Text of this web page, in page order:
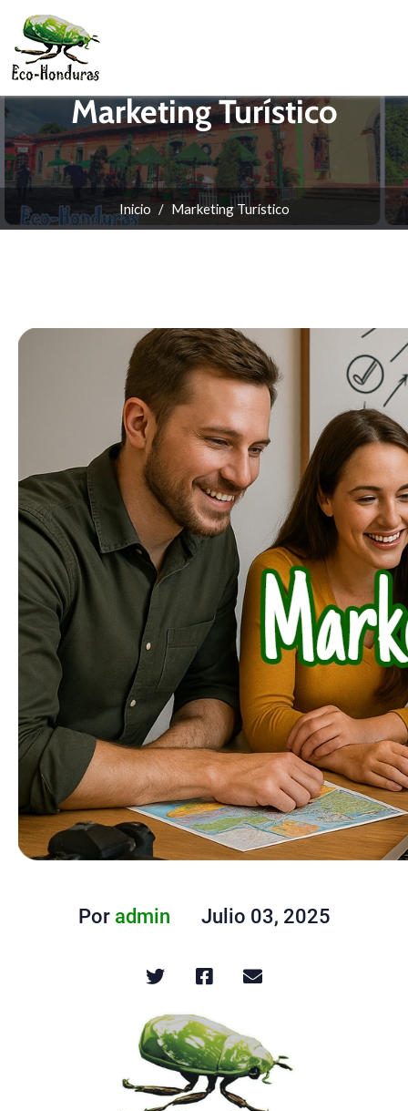
Marketing Turístico
Inicio Marketing Turístico
Por admin Julio 03, 2025